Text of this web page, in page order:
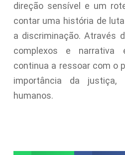
direção sensível e um
contar uma história de
a discriminação. Através
complexos e narrativa
continua a ressoar com o
importância da justiça,
humanos.